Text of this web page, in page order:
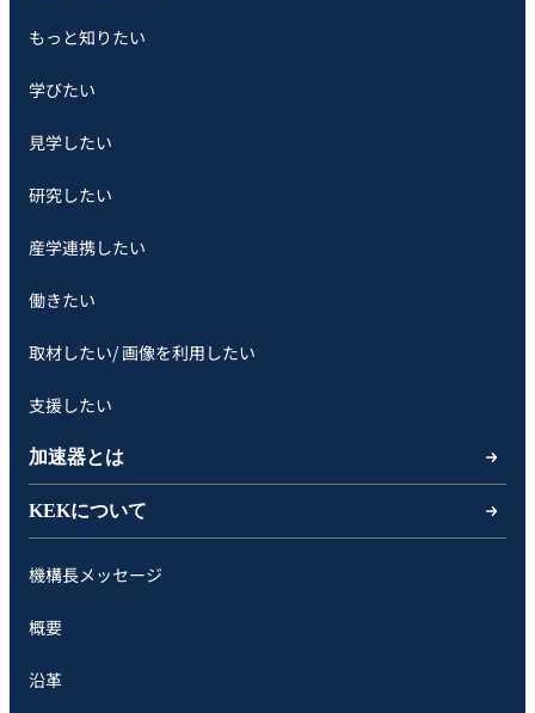
もっと知りたい
学びたい
見学したい
研究したい
産学連携したい
働きたい
取材したい/ 画像を利用したい
支援したい
加速器とは
KEKについて
機構長メッセージ
概要
沿革